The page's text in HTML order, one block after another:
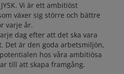
Vi är ett ambitiöst
växer sig större och bättre
varje år.
dag efter att det ska vara
Det är den goda arbetsmiljön,
hos våra ambitiösa
till att skapa framgång.